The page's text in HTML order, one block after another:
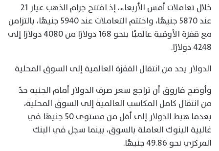
خلال تعاملات أمس الأربعاء، إذ افتتح جرام الذهب عيار 21
عند 5870 جنيهًا، واختتم التعاملات عند 5940 جنيهًا، بالتزامن
مع قفزة الأوقية عالميًا بنحو 168 دولارًا من 4080 دولارًا إلى
4248 دولارًا.
الدولار يحد من انتقال القفزة العالمية إلى السوق المحلية
وأوضح فاروق أن تراجع سعر صرف الدولار أمام الجنيه حدّ
من انتقال كامل المكاسب العالمية إلى السوق المحلية،
بعدما هبط الدولار إلى أقل من مستوى 50 جنيهًا في
غالبية البنوك العاملة بالسوق، بينما سجل في البنك
المركزي نحو 49.86 جنيهًا.